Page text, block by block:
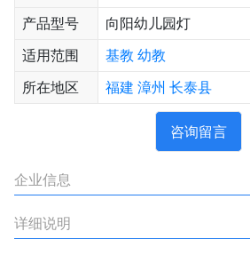
产品型号 向阳幼儿园灯
适用范围 基教 幼教
所在地区 福建 漳州 长泰县
咨询留言
企业信息
详细说明